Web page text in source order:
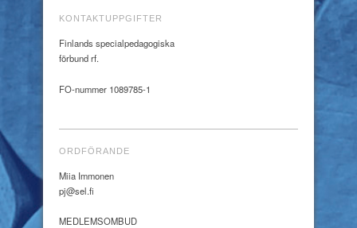
KONTAKTUPPGIFTER
Finlands specialpedagogiska
förbund rf.
FO-nummer 1089785-1
ORDFÖRANDE
Miia Immonen
pj@sel.fi
MEDLEMSOMBUD